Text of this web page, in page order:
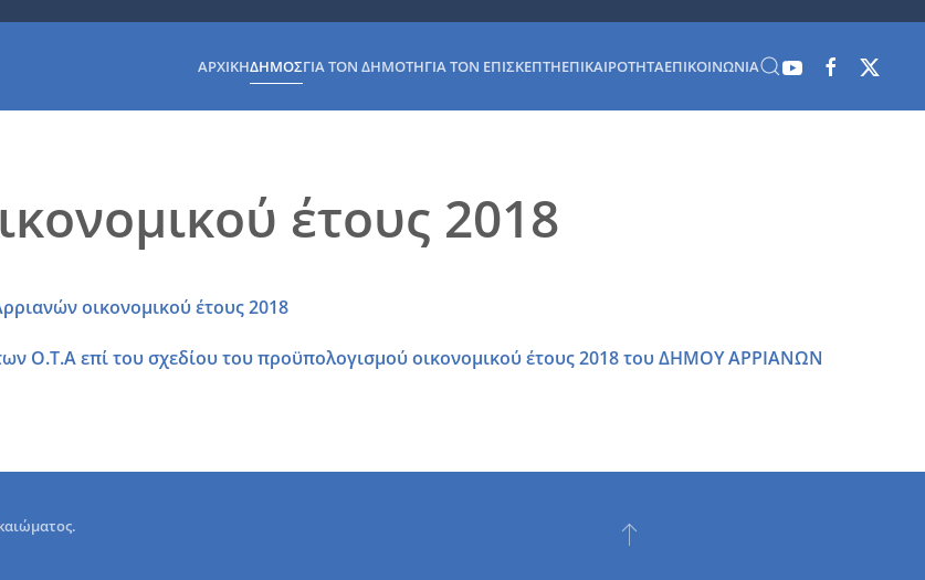
ΑΡΧΙΚΉΔΉΜΟΣΓΙΑ ΤΟΝ ΔΗΜΌΤΗΓΙΑ ΤΟΝ ΕΠΙΣΚΈΠΤΗΕΠΙΚΑΙΡΌΤΗΤΑΕΠΙΚΟΙΝΩΝΊΑ
έτους 2018
οικονομικού έτους 2018
Ο.Τ.Α επί του σχεδίου του προϋπολογισμού οικονομικού έτους 2018 του ΔΗΜΟΥ ΑΡΡΙΑΝΩΝ